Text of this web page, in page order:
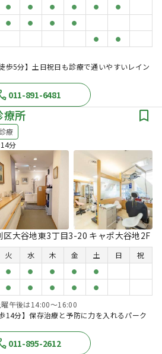
● ● ● ● ● ●
● ● ● ●
● ●
歩5分】土日祝日も診療で通いやすいレイン
011-891-6481
療所
療
分
区大谷地東3丁目3-20 キャポ大谷地2F
火 水 木 金 土 日
祝
● ● ● ● ●
● ● ● ● ●
午後は14:00～16:00
14分】保存治療と予防に力を入れるパーク
011-895-2612